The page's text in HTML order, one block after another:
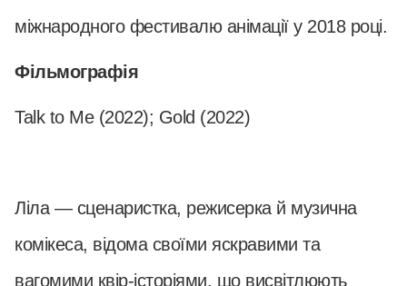
міжнародного фестивалю анімації у 2018 році.
Фільмографія
Talk to Me (2022); Gold (2022)
Ліла — сценаристка, режисерка й музична
комікеса, відома своїми яскравими та
вагомими квір-історіями, що висвітлюють